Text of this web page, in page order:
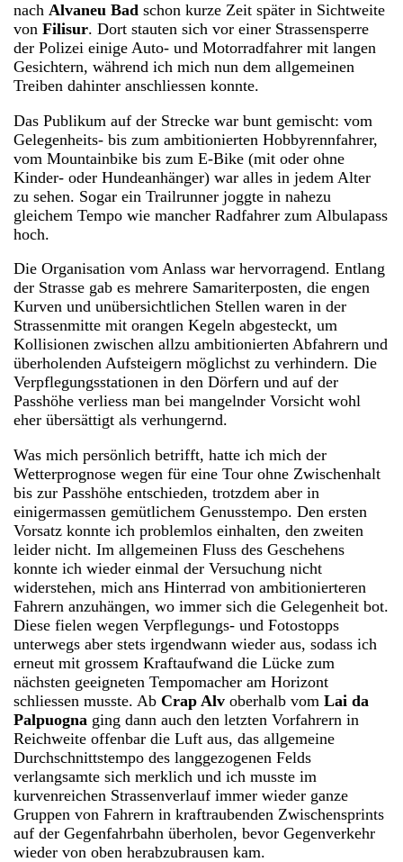
nachAlvaneu Bad schon kurze Zeit später in Sichtweite
vonFilisur. Dort stauten sich vor einer Strassensperre
der Polizei einige Auto- und Motorradfahrer mit langen
Gesichtern, während ich mich nun dem allgemeinen
Treiben dahinter anschliessen konnte.
Das Publikum auf der Strecke war bunt gemischt: vom
Gelegenheits- bis zum ambitionierten Hobbyrennfahrer,
vom Mountainbike bis zum E-Bike (mit oder ohne
Kinder- oder Hundeanhänger) war alles in jedem Alter
zu sehen. Sogar ein Trailrunner joggte in nahezu
gleichem Tempo wie mancher Radfahrer zum Albulapass
hoch.
Die Organisation vom Anlass war hervorragend. Entlang
der Strasse gab es mehrere Samariterposten, die engen
Kurven und unübersichtlichen Stellen waren in der
Strassenmitte mit orangen Kegeln abgesteckt, um
Kollisionen zwischen allzu ambitionierten Abfahrern und
überholenden Aufsteigern möglichst zu verhindern. Die
Verpflegungsstationen in den Dörfern und auf der
Passhöhe verliess man bei mangelnder Vorsicht wohl
eher übersättigt als verhungernd.
Was mich persönlich betrifft, hatte ich mich der
Wetterprognose wegen für eine Tour ohne Zwischenhalt
bis zur Passhöhe entschieden, trotzdem aber in
einigermassen gemütlichem Genusstempo. Den ersten
Vorsatz konnte ich problemlos einhalten, den zweiten
leider nicht. Im allgemeinen Fluss des Geschehens
konnte ich wieder einmal der Versuchung nicht
widerstehen, mich ans Hinterrad von ambitionierteren
Fahrern anzuhängen, wo immer sich die Gelegenheit bot.
Diese fielen wegen Verpflegungs- und Fotostopps
unterwegs aber stets irgendwann wieder aus, sodass ich
erneut mit grossem Kraftaufwand die Lücke zum
nächsten geeigneten Tempomacher am Horizont
schliessen musste. AbCrap Alv oberhalb vomLai da
Palpuogna ging dann auch den letzten Vorfahrern in
Reichweite offenbar die Luft aus, das allgemeine
Durchschnittstempo des langgezogenen Felds
verlangsamte sich merklich und ich musste im
kurvenreichen Strassenverlauf immer wieder ganze
Gruppen von Fahrern in kraftraubenden Zwischensprints
auf der Gegenfahrbahn überholen, bevor Gegenverkehr
wieder von oben herabzubrausen kam.